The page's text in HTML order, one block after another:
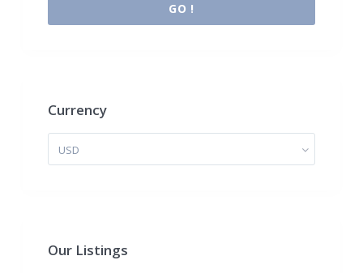
GO !
Currency
USD
Our Listings